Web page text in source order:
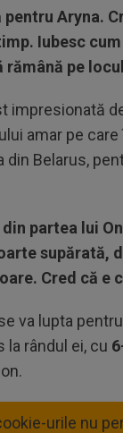
Aryna.
Iubesc
pe
impresionată
amar pe
Belarus,
partea lui
supărată,
Cred că e
va lupta
la rândul ei, cu
urile nu